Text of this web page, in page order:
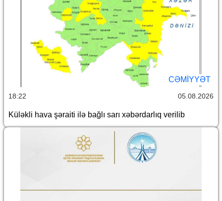
CƏMİYYƏT
18:22 05.08.2026
Küləkli hava şəraiti ilə bağlı sarı xəbərdarlıq verilib